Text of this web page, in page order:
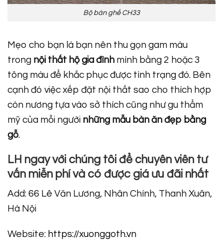
Bộ bàn ghế CH33
Mẹo cho bạn là bạn nên thu gọn gam màu
trong nội thất hộ gia đình mình bằng 2 hoặc 3
tông màu để khắc phục được tình trạng đó. Bên
cạnh đó việc xếp đặt nội thất sao cho thích hợp
còn nương tựa vào sở thích cũng như gu thẩm
mỹ của mỗi người những mẫu bàn ăn đẹp bằng
gỗ.
LH ngay với chúng tôi để chuyên viên tư
vấn miễn phí và có được giá ưu đãi nhất
Add: 66 Lê Văn Lương, Nhân Chính, Thanh Xuân,
Hà Nội
Website: https://xuonggoth.vn